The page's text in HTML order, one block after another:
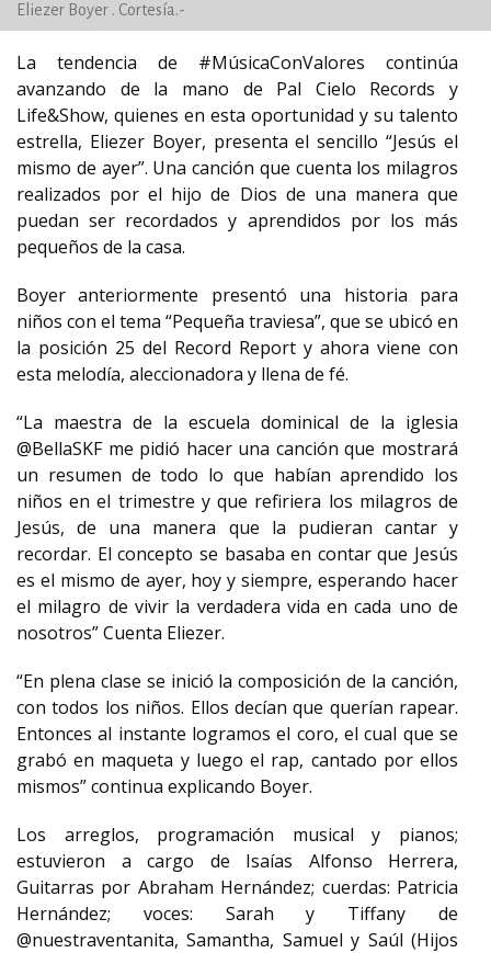
Eliezer Boyer . Cortesía.-
La tendencia de #MúsicaConValores continúa
avanzando de la mano de Pal Cielo Records y
Life&Show, quienes en esta oportunidad y su talento
estrella, Eliezer Boyer, presenta el sencillo “Jesús el
mismo de ayer”. Una canción que cuenta los milagros
realizados por el hijo de Dios de una manera que
puedan ser recordados y aprendidos por los más
pequeños de la casa.
Boyer anteriormente presentó una historia para
niños con el tema “Pequeña traviesa”, que se ubicó en
la posición 25 del Record Report y ahora viene con
esta melodía, aleccionadora y llena de fé.
“La maestra de la escuela dominical de la iglesia
@BellaSKF me pidió hacer una canción que mostrará
un resumen de todo lo que habían aprendido los
niños en el trimestre y que refiriera los milagros de
Jesús, de una manera que la pudieran cantar y
recordar. El concepto se basaba en contar que Jesús
es el mismo de ayer, hoy y siempre, esperando hacer
el milagro de vivir la verdadera vida en cada uno de
nosotros” Cuenta Eliezer.
“En plena clase se inició la composición de la canción,
con todos los niños. Ellos decían que querían rapear.
Entonces al instante logramos el coro, el cual que se
grabó en maqueta y luego el rap, cantado por ellos
mismos” continua explicando Boyer.
Los arreglos, programación musical y pianos;
estuvieron a cargo de Isaías Alfonso Herrera,
Guitarras por Abraham Hernández; cuerdas: Patricia
Hernández; voces: Sarah y Tiffany de
@nuestraventanita, Samantha, Samuel y Saúl (Hijos